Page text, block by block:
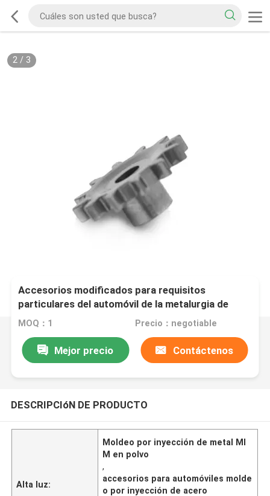
2/ 3
Accesorios modificados para requisitos
particulares del automóvil de la metalurgia de
polvo del MIM del engranaje del moldeo a presión
MOQ：1 Precio：negotiable
Mejor precio Contáctenos
DESCRIPCIóN DE PRODUCTO
Alta luz:
Moldeo por inyección de metal MI
M en polvo
,
accesorios para automóviles molde
o por inyección de acero